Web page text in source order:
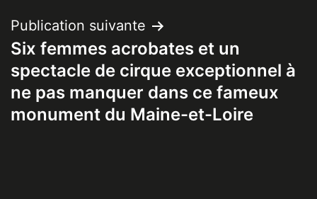
Publication suivante
Six femmes acrobates et un
spectacle de cirque exceptionnel à
ne pas manquer dans ce fameux
monument du Maine-et-Loire